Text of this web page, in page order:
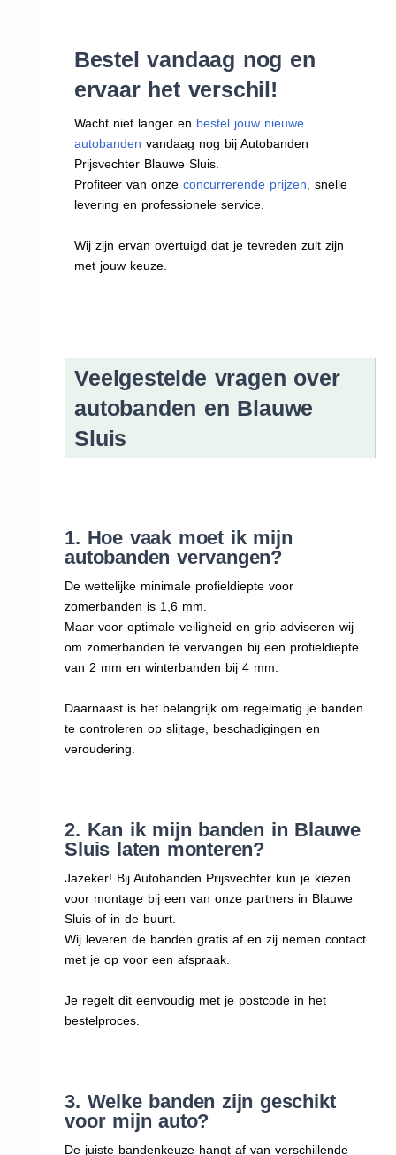
Bestel vandaag nog en
ervaar het verschil!
Wacht niet langer en bestel jouw nieuwe
autobanden vandaag nog bij Autobanden
Prijsvechter Blauwe Sluis.
Profiteer van onze concurrerende prijzen , snelle
levering en professionele service.
Wij zijn ervan overtuigd dat je tevreden zult zijn
met jouw keuze.
Veelgestelde vragen over
autobanden en Blauwe
Sluis
1. Hoe vaak moet ik mijn
autobanden vervangen?
De wettelijke minimale profieldiepte voor
zomerbanden is 1,6 mm.
Maar voor optimale veiligheid en grip adviseren wij
om zomerbanden te vervangen bij een profieldiepte
van 2 mm en winterbanden bij 4 mm.
Daarnaast is het belangrijk om regelmatig je banden
te controleren op slijtage, beschadigingen en
veroudering.
2. Kan ik mijn banden in Blauwe
Sluis laten monteren?
Jazeker! Bij Autobanden Prijsvechter kun je kiezen
voor montage bij een van onze partners in Blauwe
Sluis of in de buurt.
Wij leveren de banden gratis af en zij nemen contact
met je op voor een afspraak.
Je regelt dit eenvoudig met je postcode in het
bestelproces.
3. Welke banden zijn geschikt
voor mijn auto?
De juiste bandenkeuze hangt af van verschillende